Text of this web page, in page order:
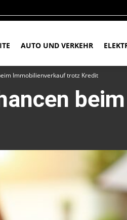
AUTO UND VERKEHR
Immobilienverkauf trotz Kredit